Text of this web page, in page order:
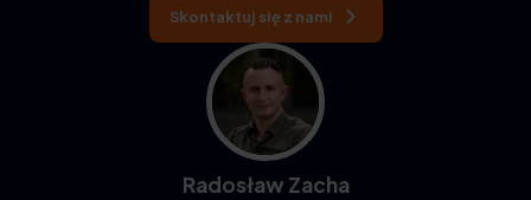
Skontaktuj się z nami
Radosław Zacha